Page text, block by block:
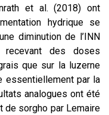
et al. (2018) ont
hydrique se
diminution de l’INN
des doses
que sur la luzerne
essentiellement par la
analogues ont été
de sorgho par Lemaire